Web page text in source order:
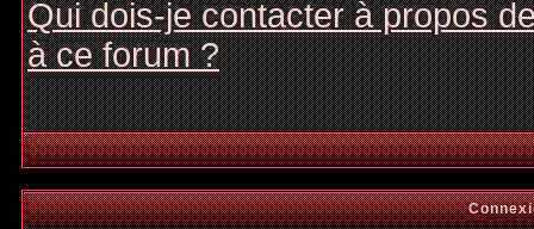
Qui dois-je contacter à propos
à ce forum ?